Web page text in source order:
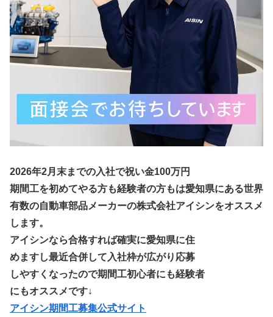
2026年2月末までの入社で祝い金100万円
期間工を初めてやる方も経験者の方もは愛知県にある世界
有数の自動車部品メーカーの株式会社アイシンをオススメ
します。
アイシンなら合格すれば確実に愛知県に住
めますし最近合併して入社枠が広がり応募
しやすくなったので期間工初心者にも経験者
にもオススメです↓
アイシン期間工募集公式サイト